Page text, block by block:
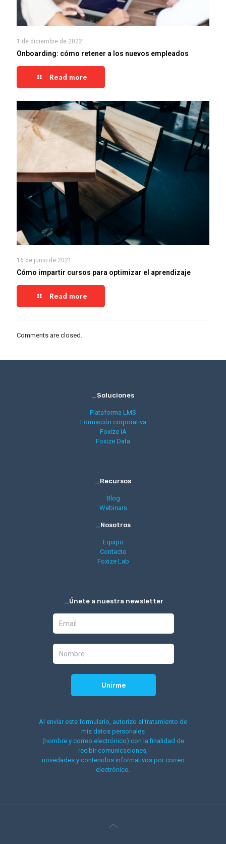
1 de diciembre de 2022
Onboarding: cómo retener a los nuevos empleados
Read more
16 de junio de 2021
Cómo impartir cursos para optimizar el aprendizaje
Read more
Comments are closed.
_Soluciones
Plataforma LMS
Formación corporativa
Foxize IA
Foxize Data
_Recursos
Blog
Webinars
_Nosotros
Equipo
Contacto
Foxize Lab
_Únete a nuestra newsletter
Al enviar este formulario, autorizo el tratamiento de
mis datos personales
(nombre y correo electrónico) con la finalidad de
recibir comunicaciones,
novedades y contenidos informativos por correo
electrónico.